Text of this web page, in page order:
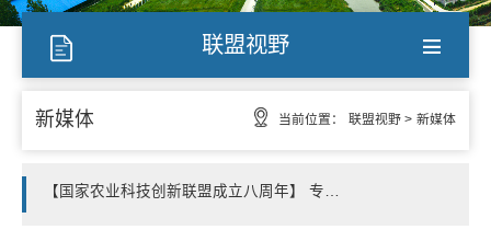
联盟视野
新媒体 当前位置： 联盟视野 > 新媒体
【国家农业科技创新联盟成立八周年】 专题报道（三）畜禽种业发力：端牢百姓的“肉盘子”